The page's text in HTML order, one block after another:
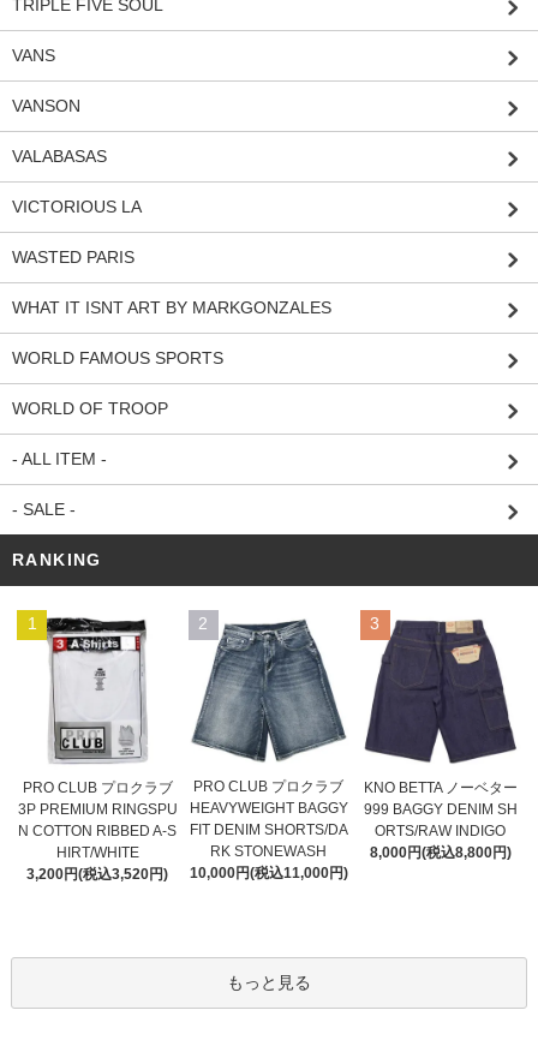
TRIPLE FIVE SOUL
VANS
VANSON
VALABASAS
VICTORIOUS LA
WASTED PARIS
WHAT IT ISNT ART BY MARKGONZALES
WORLD FAMOUS SPORTS
WORLD OF TROOP
- ALL ITEM -
- SALE -
RANKING
1
PRO CLUB プロクラブ
3P PREMIUM RINGSPU
N COTTON RIBBED A-S
HIRT/WHITE
3,200円(税込3,520円)
2
PRO CLUB プロクラブ
HEAVYWEIGHT BAGGY
FIT DENIM SHORTS/DA
RK STONEWASH
10,000円(税込11,000円)
3
KNO BETTA ノーベター
999 BAGGY DENIM SH
ORTS/RAW INDIGO
8,000円(税込8,800円)
もっと見る